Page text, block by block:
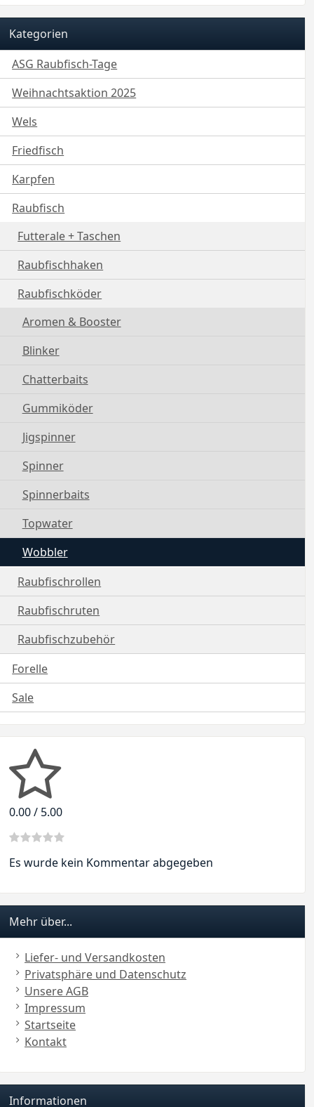
Kategorien
ASG Raubfisch-Tage
Weihnachtsaktion 2025
Wels
Friedfisch
Karpfen
Raubfisch
Futterale + Taschen
Raubfischhaken
Raubfischköder
Aromen & Booster
Blinker
Chatterbaits
Gummiköder
Jigspinner
Spinner
Spinnerbaits
Topwater
Wobbler
Raubfischrollen
Raubfischruten
Raubfischzubehör
Forelle
Sale
0.00 / 5.00
Es wurde kein Kommentar abgegeben
Mehr über...
Liefer- und Versandkosten
Privatsphäre und Datenschutz
Unsere AGB
Impressum
Startseite
Kontakt
Informationen